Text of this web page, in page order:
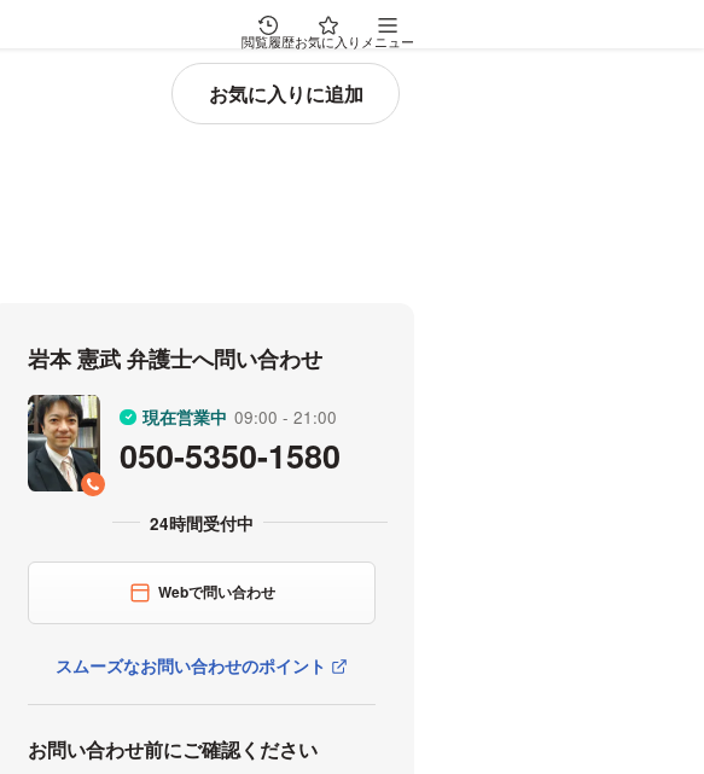
閲覧履歴お気に入り メニュー
岩本 憲武 弁護士へ問い合わせ
現在営業中 受付時間
09:00 21:00
050-5350-1580
Webで問い合わせ
スムーズなお問い合わせのポイント
お問い合わせ前にご確認ください